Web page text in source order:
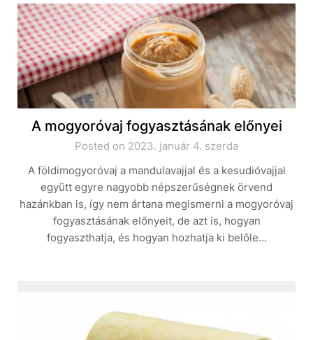
A mogyoróvaj fogyasztásának előnyei
Posted on 2023. január 4. szerda
A földimogyoróvaj a mandulavajjal és a kesudióvajjal
együtt egyre nagyobb népszerűségnek örvend
hazánkban is, így nem ártana megismerni a mogyoróvaj
fogyasztásának előnyeit, de azt is, hogyan
fogyaszthatja, és hogyan hozhatja ki belőle…